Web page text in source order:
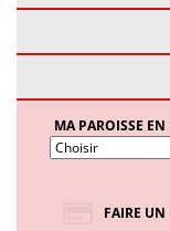
MA PAROISSE EN
FAIRE